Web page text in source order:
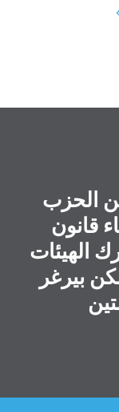
الحزب
قانون
الهيئات
بيرغر